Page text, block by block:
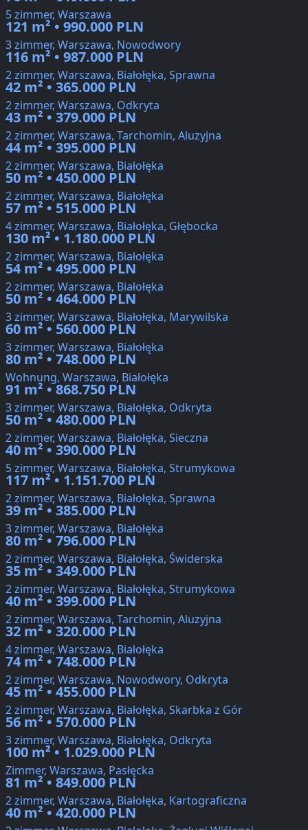
5 zimmer, Warszawa
121 m² • 990.000 PLN
3 zimmer, Warszawa, Nowodwory
116 m² • 987.000 PLN
2 zimmer, Warszawa, Białołęka, Sprawna
42 m² • 365.000 PLN
2 zimmer, Warszawa, Odkryta
43 m² • 379.000 PLN
2 zimmer, Warszawa, Tarchomin, Aluzyjna
44 m² • 395.000 PLN
2 zimmer, Warszawa, Białołęka
50 m² • 450.000 PLN
2 zimmer, Warszawa, Białołęka
57 m² • 515.000 PLN
4 zimmer, Warszawa, Białołęka, Głębocka
130 m² • 1.180.000 PLN
2 zimmer, Warszawa, Białołęka
54 m² • 495.000 PLN
2 zimmer, Warszawa, Białołęka
50 m² • 464.000 PLN
3 zimmer, Warszawa, Białołęka, Marywilska
60 m² • 560.000 PLN
3 zimmer, Warszawa, Białołęka
80 m² • 748.000 PLN
Wohnung, Warszawa, Białołęka
91 m² • 868.750 PLN
3 zimmer, Warszawa, Białołęka, Odkryta
50 m² • 480.000 PLN
2 zimmer, Warszawa, Białołęka, Sieczna
40 m² • 390.000 PLN
5 zimmer, Warszawa, Białołęka, Strumykowa
117 m² • 1.151.700 PLN
2 zimmer, Warszawa, Białołęka, Sprawna
39 m² • 385.000 PLN
3 zimmer, Warszawa, Białołęka
80 m² • 796.000 PLN
2 zimmer, Warszawa, Białołęka, Świderska
35 m² • 349.000 PLN
2 zimmer, Warszawa, Białołęka, Strumykowa
40 m² • 399.000 PLN
2 zimmer, Warszawa, Tarchomin, Aluzyjna
32 m² • 320.000 PLN
4 zimmer, Warszawa, Białołęka
74 m² • 748.000 PLN
2 zimmer, Warszawa, Nowodwory, Odkryta
45 m² • 455.000 PLN
2 zimmer, Warszawa, Białołęka, Skarbka z Gór
56 m² • 570.000 PLN
3 zimmer, Warszawa, Białołęka, Odkryta
100 m² • 1.029.000 PLN
Zimmer, Warszawa, Pasłęcka
81 m² • 849.000 PLN
2 zimmer, Warszawa, Białołęka, Kartograficzna
40 m² • 420.000 PLN